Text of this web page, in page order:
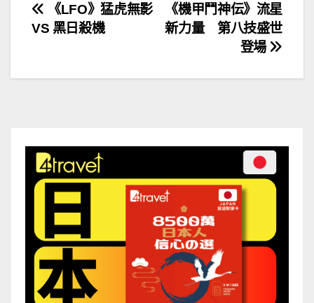
文
導
《機甲鬥神伝》流星
新力量 第八技盛世
登場
《LFO》猛虎無影
VS 黑日殺機